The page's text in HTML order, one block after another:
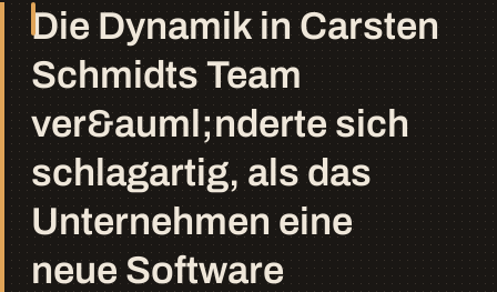
Die Dynamik in Carsten
Schmidts Team
ver&auml;nderte sich
schlagartig, als das
Unternehmen eine
neue Software